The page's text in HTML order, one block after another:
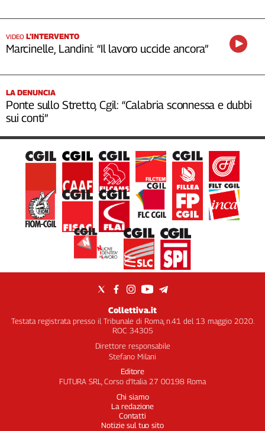
VIDEO L’INTERVENTO
Marcinelle, Landini: “Il lavoro uccide ancora”
LA DENUNCIA
Ponte sullo Stretto, Cgil: “Calabria sconnessa e dubbi
sui conti”
Collettiva.it
Testata registrata presso il Tribunale di Roma, n.41 del 13 maggio 2020.
ROC 34305
Direttore responsabile
Stefano Milani
Editore
FUTURA SRL, Corso d’Italia 27 00198 Roma
Chi siamo
La redazione
Contatti
Notizie sul tuo sito